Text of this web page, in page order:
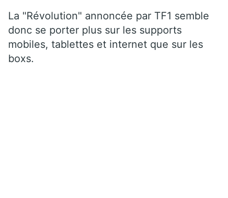
La "Révolution" annoncée par TF1 semble
donc se porter plus sur les supports
mobiles, tablettes et internet que sur les
boxs.